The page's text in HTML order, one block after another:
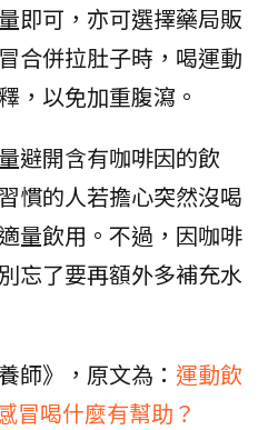
即可，亦可選擇藥局販
合併拉肚子時，喝運動
，以免加重腹瀉。
避開含有咖啡因的飲
慣的人若擔心突然沒喝
量飲用。不過，因咖啡
忘了要再額外多補充水
師》，原文為： 運動飲
喝什麼有幫助？